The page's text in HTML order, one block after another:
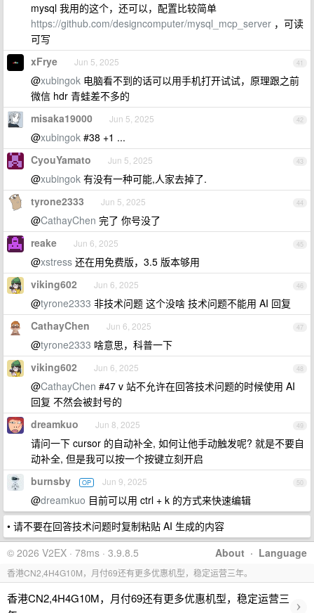
mysql 我用的这个，还可以，配置比较简单
https://github.com/designcomputer/mysql_mcp_server ，可读
可写
41
xFrye Jun 5, 2025
@xubingok 电脑看不到的话可以用手机打开试试，原理跟之前
微信 hdr 青蛙差不多的
42
misaka19000 Jun 5, 2025
@xubingok #38 +1 ...
43
CyouYamato Jun 5, 2025
@xubingok 有没有一种可能,人家去掉了.
44
tyrone2333 Jun 5, 2025
@CathayChen 完了 你号没了
45
reake Jun 6, 2025
@xstress 还在用免费版，3.5 版本够用
46
viking602 Jun 6, 2025
@tyrone2333 非技术问题 这个没啥 技术问题不能用 AI 回复
47
CathayChen Jun 6, 2025
@tyrone2333 啥意思，科普一下
48
viking602 Jun 6, 2025
@CathayChen #47 v 站不允许在回答技术问题的时候使用 AI
回复 不然会被封号的
49
dreamkuo Jun 8, 2025
请问一下 cursor 的自动补全, 如何让他手动触发呢? 就是不要自
动补全, 但是我可以按一个按键立刻开启
50
burnsby OP Jun 9, 2025
@dreamkuo 目前可以用 ctrl + k 的方式来快速编辑
• 请不要在回答技术问题时复制粘贴 AI 生成的内容
About · Language
© 2026 V2EX · 78ms · 3.9.8.5
香港CN2,4H4G10M，月付69还有更多优惠机型，稳定运营三年。
香港CN2,4H4G10M，月付69还有更多优惠机型，稳定运营三 ›